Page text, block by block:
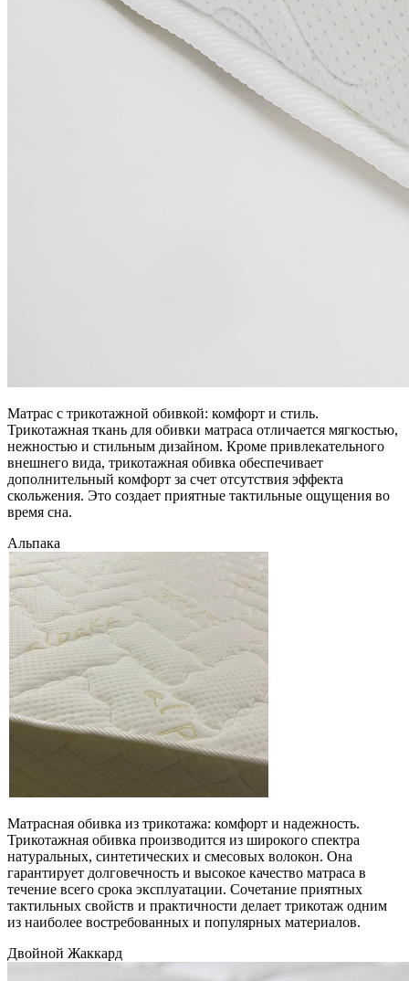
Матрас с трикотажной обивкой: комфорт и стиль.
Трикотажная ткань для обивки матраса отличается мягкостью,
нежностью и стильным дизайном. Кроме привлекательного
внешнего вида, трикотажная обивка обеспечивает
дополнительный комфорт за счет отсутствия эффекта
скольжения. Это создает приятные тактильные ощущения во
время сна.
Альпака
Матрасная обивка из трикотажа: комфорт и надежность.
Трикотажная обивка производится из широкого спектра
натуральных, синтетических и смесовых волокон. Она
гарантирует долговечность и высокое качество матраса в
течение всего срока эксплуатации. Сочетание приятных
тактильных свойств и практичности делает трикотаж одним
из наиболее востребованных и популярных материалов.
Двойной Жаккард